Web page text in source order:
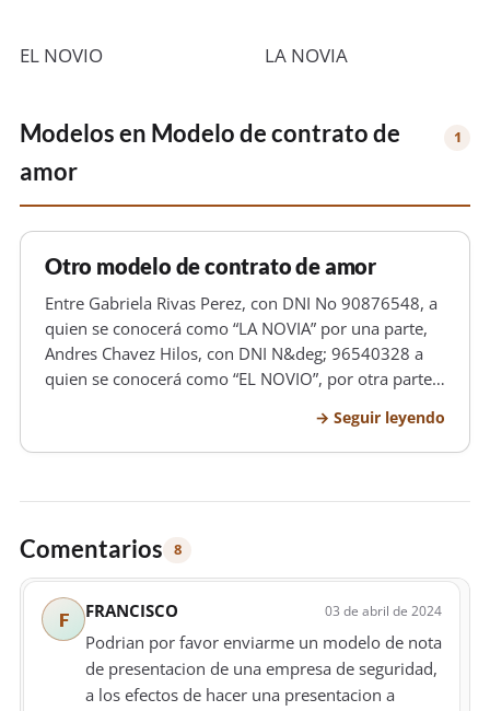
EL NOVIO LA NOVIA
Modelos en Modelo de contrato de
amor
1
Otro modelo de contrato de amor
Entre Gabriela Rivas Perez, con DNI No 90876548, a
quien se conocerá como “LA NOVIA” por una parte,
Andres Chavez Hilos, con DNI N&deg; 96540328 a
quien se conocerá como “EL NOVIO”, por otra parte
amor, el cual tendrá las siguientes clausulas:
PRIMERA CLAUSULA: Ambas pa…
Seguir leyendo
Comentarios 8
F FRANCISCO 03 de abril de 2024
Podrian por favor enviarme un modelo de nota
de presentacion de una empresa de seguridad,
a los efectos de hacer una presentacion a